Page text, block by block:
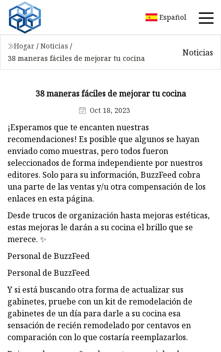
Español
Hogar / Noticias /
38 maneras fáciles de mejorar tu cocina
Noticias
38 maneras fáciles de mejorar tu cocina
Oct 18, 2023
¡Esperamos que te encanten nuestras
recomendaciones! Es posible que algunos se hayan
enviado como muestras, pero todos fueron
seleccionados de forma independiente por nuestros
editores. Solo para su información, BuzzFeed cobra
una parte de las ventas y/u otra compensación de los
enlaces en esta página.
Desde trucos de organización hasta mejoras estéticas,
estas mejoras le darán a su cocina el brillo que se
merece. ✨
Personal de BuzzFeed
Personal de BuzzFeed
Y si está buscando otra forma de actualizar sus
gabinetes, pruebe con un kit de remodelación de
gabinetes de un día para darle a su cocina esa
sensación de recién remodelado por centavos en
comparación con lo que costaría reemplazarlos.